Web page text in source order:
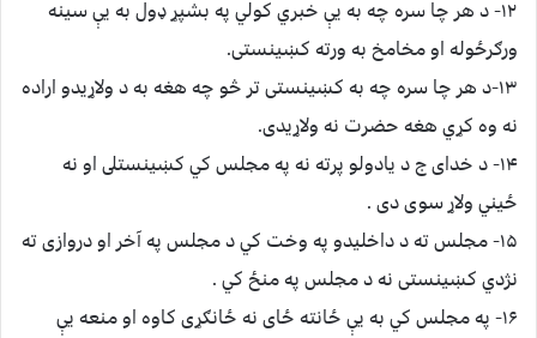
۱۲- د هر چا سره چه به يې خبري کولي په بشپړ ډول به يې سينه
ورګرځوله او مخامخ به ورته کښينستى.
۱۳-د هر چا سره چه به کښينستى تر څو چه هغه به د ولاړيدو اراده
نه وه کړي هغه ﺣﻀﺮﺕ نه ولاړيدى.
۱۴- د خداى ج د يادولو پرته نه په مجلس کي کښينستلى او نه
ځيني ولاړ سوى دى .
۱۵- مجلس ته د داخليدو په وخت کي د مجلس په ﺁﺧﺮ او دروازى ته
نژدي کښينستى نه د مجلس په منځ کي .
۱۶- په ﻣﺠﻠﺲ کي به يې ځانته ځاى نه ځانګړى کاوه او منعه يې